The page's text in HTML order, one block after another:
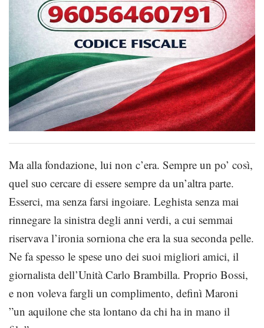
Ma alla fondazione, lui non c’era. Sempre un po’ così,
quel suo cercare di essere sempre da un’altra parte.
Esserci, ma senza farsi ingoiare. Leghista senza mai
rinnegare la sinistra degli anni verdi, a cui semmai
riservava l’ironia sorniona che era la sua seconda pelle.
Ne fa spesso le spese uno dei suoi migliori amici, il
giornalista dell’Unità Carlo Brambilla. Proprio Bossi,
e non voleva fargli un complimento, definì Maroni
”un aquilone che sta lontano da chi ha in mano il